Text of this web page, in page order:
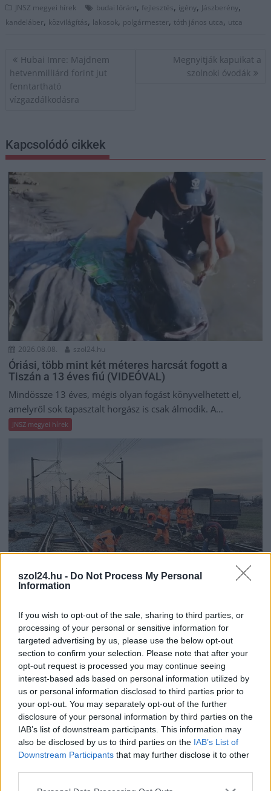
szol24.hu - Do Not Process My Personal
Information
If you wish to opt-out of the sale, sharing to third parties, or
processing of your personal or sensitive information for
targeted advertising by us, please use the below opt-out
section to confirm your selection. Please note that after your
opt-out request is processed you may continue seeing
interest-based ads based on personal information utilized by
us or personal information disclosed to third parties prior to
your opt-out. You may separately opt-out of the further
disclosure of your personal information by third parties on the
IAB’s list of downstream participants. This information may
also be disclosed by us to third parties on the IAB’s List of
Downstream Participants that may further disclose it to other
Please note that this website/app uses one or more Google
JNSZ megyei hírek budai lóránt, fejlesztés, igény, Jászberény,
kandeláber, közvilágítás, lakosok, polgármester, tóth jános utca, utca
Bejegyzés
navigáció
Hubai Imre: Majdnem
hetvenmilliárd forint jut
fenntartható
vízgazdálkodásra
Megnyitják kapuikat a
szolnoki óvodák
Kapcsolódó cikkek
2026.08.08. szol24.hu
Óriási, több mint két méteres harcsát fogott a
Tiszán a 13 éves fiú (VIDEÓVAL)
Mindössze 13 éves, mégis olyan fogást könyvelhetett el,
amelyről sok tapasztalt horgász is csak álmodik. A...
JNSZ megyei hírek
2026.08.08. Kiss Lajos
Hétfőn kezdik, csütörtökön végeznek – lezárás
miatt fennakadásokra és pótlóbuszos közlekedésre
számítsunk az egyik Jász-Nagykun-Szolnok megyei
vasútvonalon
Augusztus 10-én késő este kezdik a tervezett munkálatokat,
amit a következő két és fél napban szeretnének...
JNSZ megyei hírek